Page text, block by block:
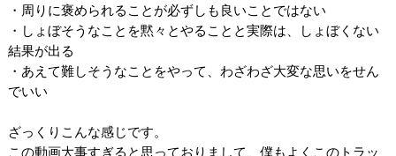
・周りに褒められることが必ずしも良いことではない
・しょぼそうなことを黙々とやることと実際は、しょぼくない
結果が出る
・あえて難しそうなことをやって、わざわざ大変な思いをせん
でいい
ざっくりこんな感じです。
この動画大事すぎると思っておりまして、僕もよくこのトラッ